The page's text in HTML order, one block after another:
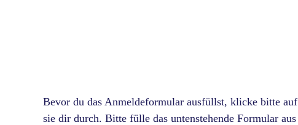
Bevor du das Anmeldeformular ausfüllst, klicke bitte
sie dir durch. Bitte fülle das untenstehende Formular